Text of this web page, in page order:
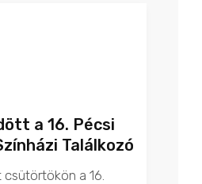
a 16. Pécsi
Találkozó
a 16.